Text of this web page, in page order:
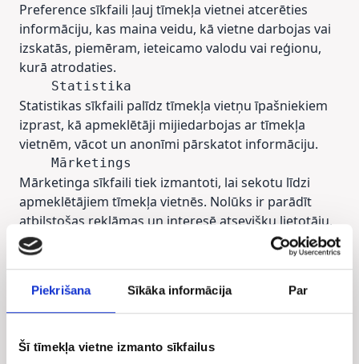
Piekrišana Sīkāka informācija Par
Šī tīmekļa vietne izmanto sīkfailus
Preference sīkfaili ļauj tīmekļa vietnei atcerēties
informāciju, kas maina veidu, kā vietne darbojas vai
izskatās, piemēram, ieteicamo valodu vai reģionu,
kurā atrodaties.
Statistikas sīkfaili palīdz tīmekļa vietņu īpašniekiem
izprast, kā apmeklētāji mijiedarbojas ar tīmekļa
vietnēm, vācot un anonīmi pārskatot informāciju.
Mārketinga sīkfaili tiek izmantoti, lai sekotu līdzi
apmeklētājiem tīmekļa vietnēs. Nolūks ir parādīt
atbilstošas reklāmas un interesē atsevišķu lietotāju,
tādējādi tās ir daudz izdevīgākas izdevējiem un trešo
personu reklāmdevējiem.
Neklasificētie sīkfaili ir sīkfaili, kuri atrodas
klasificēšanas procesā kopā ar atsevišķiem
pakalpojumu sniedzēju sīkfailiem.